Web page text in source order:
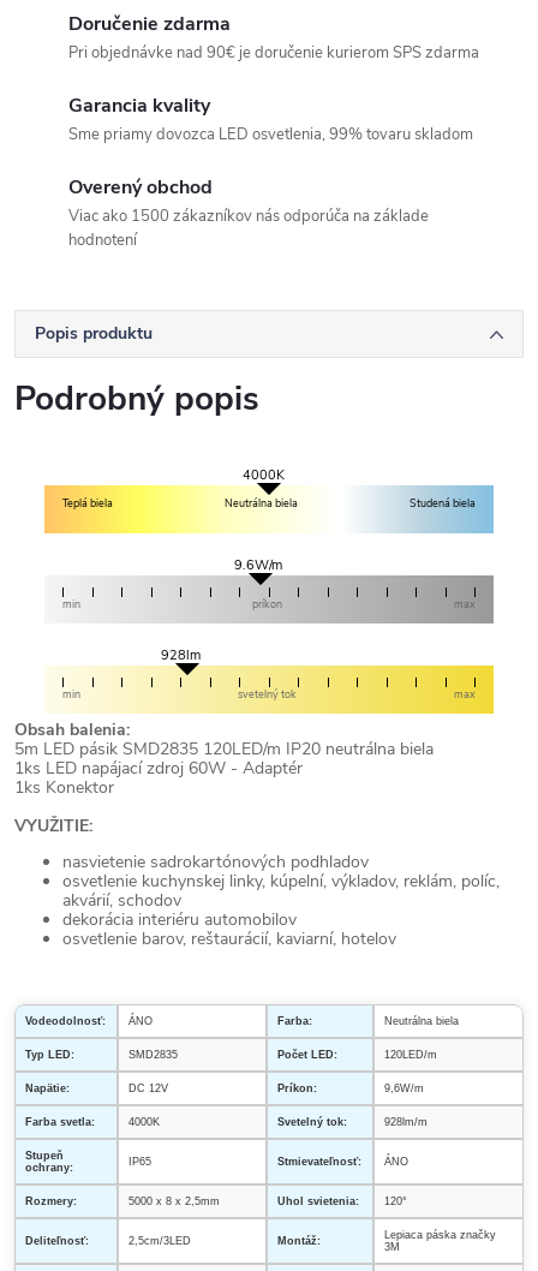
Doručenie zdarma
Pri objednávke nad 90€ je doručenie kurierom SPS zdarma
Garancia kvality
Sme priamy dovozca LED osvetlenia, 99% tovaru skladom
Overený obchod
Viac ako 1500 zákazníkov nás odporúča na základe
hodnotení
Popis produktu
Podrobný popis
4000K
Teplá biela Neutrálna biela Studená biela
9.6W/m
min príkon max
928lm
min svetelný tok max
Obsah balenia:
5m LED pásik SMD2835 120LED/m IP20 neutrálna biela
1ks LED napájací zdroj 60W - Adaptér
1ks Konektor
VYUŽITIE:
nasvietenie sadrokartónových podhladov
osvetlenie kuchynskej linky, kúpelní, výkladov, reklám, políc,
akvárií, schodov
dekorácia interiéru automobilov
osvetlenie barov, reštaurácií, kaviarní, hotelov
Vodeodolnosť: ÁNO Farba: Neutrálna biela
Typ LED: SMD2835 Počet LED: 120LED/m
Napätie: DC 12V Príkon: 9,6W/m
Farba svetla: 4000K Svetelný tok: 928lm/m
Stupeň
ochrany:
IP65 Stmievateľnosť: ÁNO
Rozmery: 5000 x 8 x 2,5mm Uhol svietenia: 120°
Deliteľnosť: 2,5cm/3LED Montáž:
Lepiaca páska značky
3M